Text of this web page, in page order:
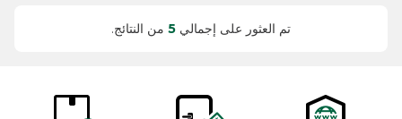
تم العثور على إجمالي 5 من النتائج.